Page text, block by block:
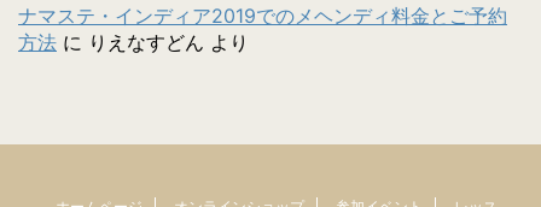
ナマステ・インディア2019でのメヘンディ料金とご予約
方法 に りえなすどん より